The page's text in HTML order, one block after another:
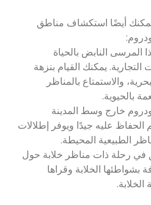
يمكنك أيضًا استكشاف مناطق
النابض بالحياة
يمكنك القيام بنزهة
والاستمتاع بالمناظر
بالحيوية.
خارج وسط المدينة
عليه جيدًا ويوفر إطلالات
الطبيعية المحيطة.
في رحلة ذات مناظر خلابة حول
بشواطئها الخلابة وقراها